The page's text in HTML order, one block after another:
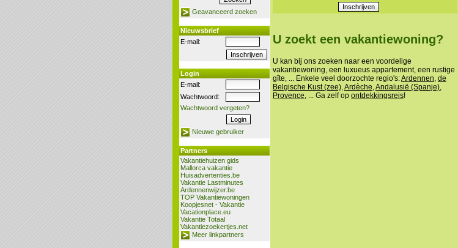
Geavanceerd zoeken
Nieuwsbrief
E-mail:
Login
E-mail:
Wachtwoord:
Wachtwoord vergeten?
Nieuwe gebruiker
Partners
Vakantiehuizen gids
Mallorca vakantie
Huisadvertenties.be
Vakantie Lastminutes
Ardennenwijzer.be
TOP Vakantiewoningen
Koopjesnet - Vakantie
Vacationplace.eu
Vakantie Totaal
Vakantiezoekertjes.net
Meer linkpartners
U zoekt een vakantiewoning?
U kan bij ons zoeken naar een voordelige
vakantiewoning, een luxueus appartement, een rustige
gîte, ... Enkele veel doorzochte regio's:Ardennen de
Belgische Kust (zee) Ardèche Andalusië (Spanje)
Provence , ... Ga zelf op ontdekkingsreis!